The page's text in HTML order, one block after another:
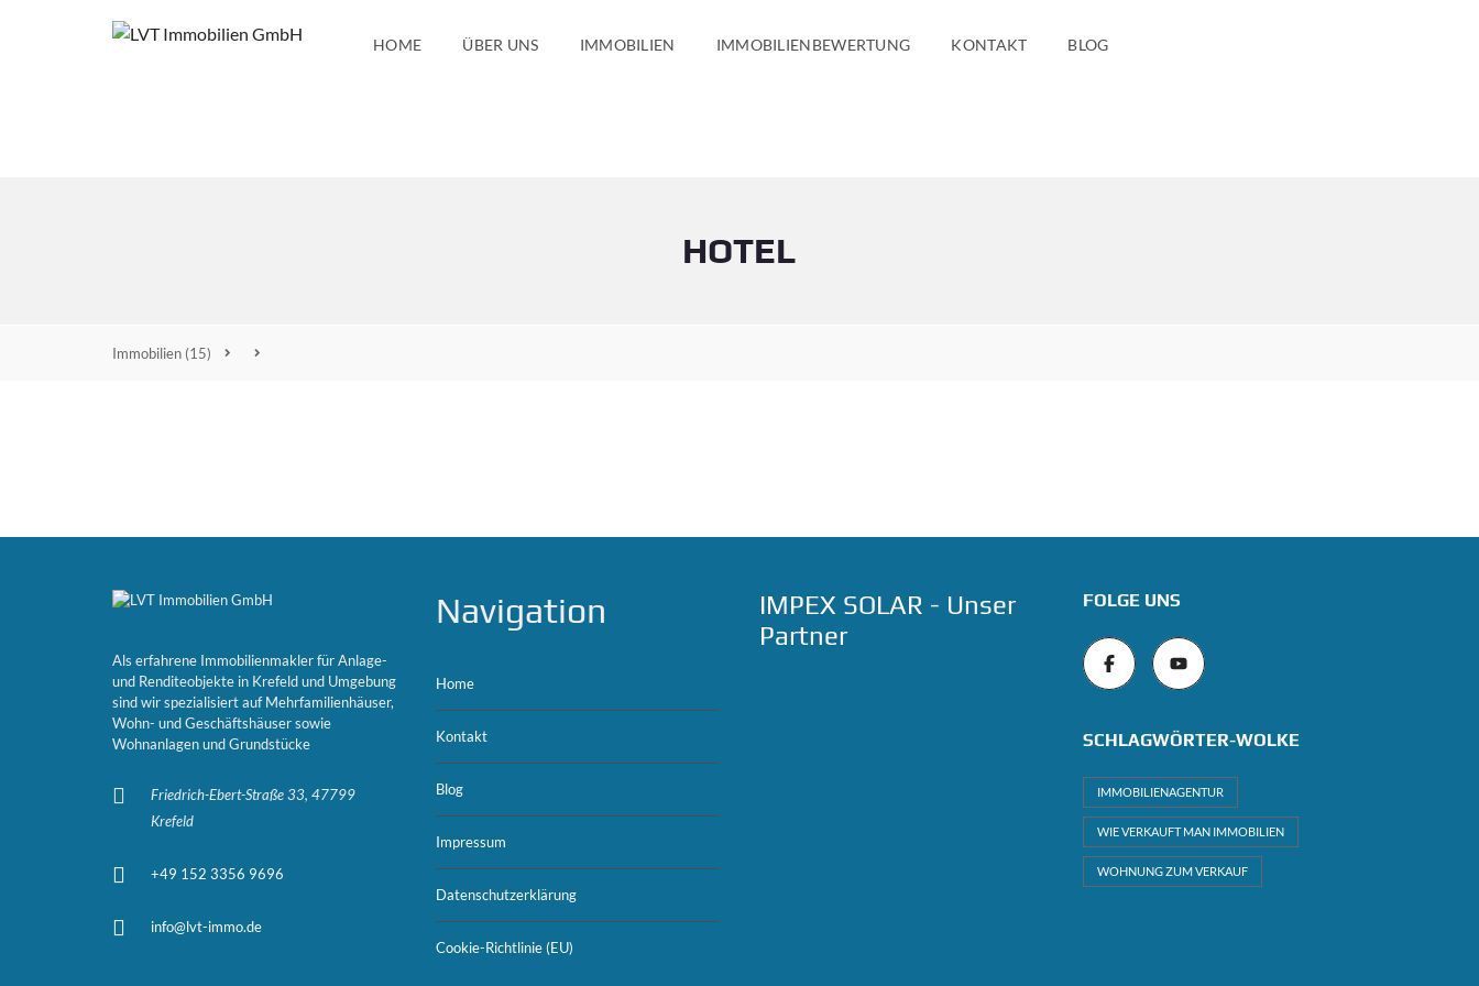
HOME ÜBER UNS IMMOBILIEN IMMOBILIENBEWERTUNG KONTAKT BLOG
HOTEL
Immobilien (15)
Als erfahrene Immobilienmakler für Anlage-
und Renditeobjekte in Krefeld und Umgebung
sind wir spezialisiert auf Mehrfamilienhäuser,
Wohn- und Geschäftshäuser sowie
Wohnanlagen und Grundstücke
Friedrich-Ebert-Straße 33, 47799
Krefeld
+49 152 3356 9696
info@lvt-immo.de
Navigation
Home
Kontakt
Blog
Impressum
Datenschutzerklärung
Cookie-Richtlinie (EU)
IMPEX SOLAR - Unser
Partner
FOLGE UNS
SCHLAGWÖRTER-WOLKE
IMMOBILIENAGENTUR
WIE VERKAUFT MAN IMMOBILIEN
WOHNUNG ZUM VERKAUF